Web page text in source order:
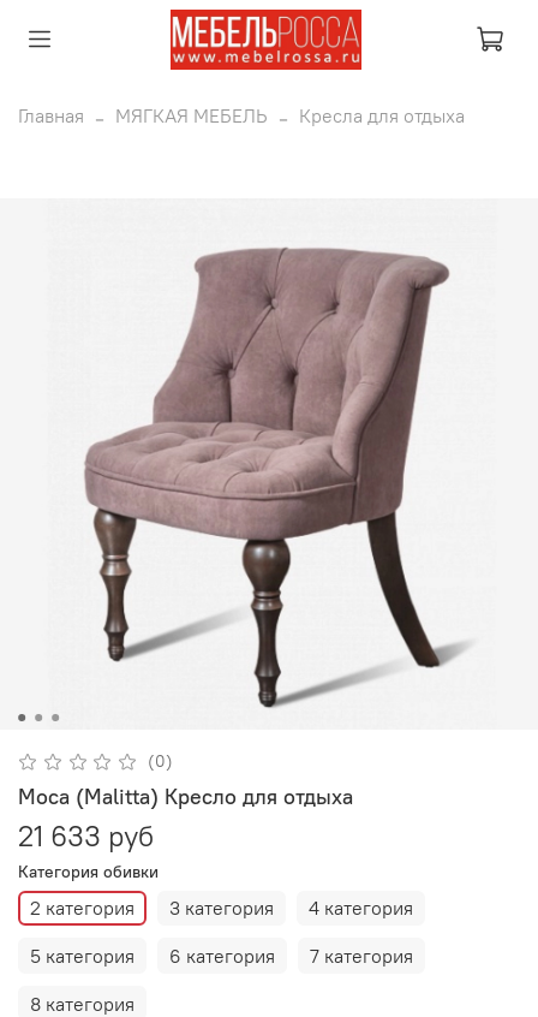
Главная МЯГКАЯ МЕБЕЛЬ Кресла для отдыха
(0)
Moca (Malitta) Кресло для отдыха
21 633 руб
Категория обивки
2 категория 3 категория
4 категория
5 категория
6 категория
7 категория
8 категория